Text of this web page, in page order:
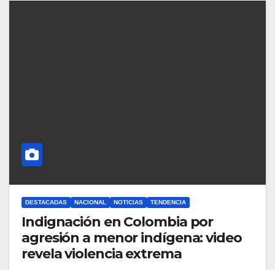
DESTACADAS NACIONAL NOTICIAS TENDENCIA
Indignación en Colombia por
agresión a menor indígena: video
revela violencia extrema